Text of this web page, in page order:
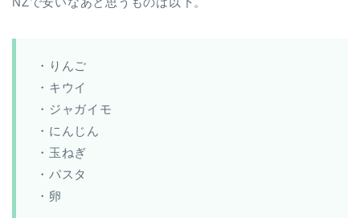
・りんご
・キウイ
・ジャガイモ
・にんじん
・玉ねぎ
・パスタ
・卵